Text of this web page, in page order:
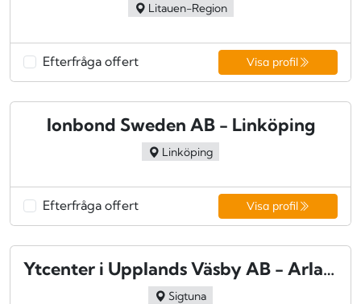
Litauen-Region
Efterfråga offert Visa profil
Ionbond Sweden AB - Linköping
Linköping
Efterfråga offert Visa profil
Ytcenter i Upplands Väsby AB - Arlandastad
Sigtuna